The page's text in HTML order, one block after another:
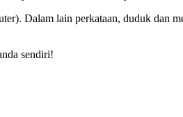
Dalam lain perkataan, duduk dan
sendiri!